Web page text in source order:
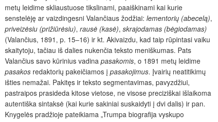
metų leidime skliaustuose tikslinami, paaiškinami kai kurie
senstelėję ar vaizdingesni Valančiaus žodžiai: lementorių (abecelą),
priveizėsiu (prižiūrėsiu), rausė (kasė), skrajodamas (bėgiodamas)
(Valančius, 1891, p. 15–16) ir kt. Akivaizdu, kad taip rūpintasi vaiku
skaitytoju, tačiau iš dalies nukenčia teksto meniškumas. Pats
Valančius savo kūrinius vadina pasakomis, o 1891 metų leidime
pasakos redaktorių pakeičiamos į pasakojimus. Įvairių neatitikimų
išties nemažai. Pakitęs ir teksto segmentavimas, pavyzdžiui,
pastraipos prasideda kitose vietose, ne visose preciziškai išlaikoma
autentiška sintaksė (kai kurie sakiniai suskaidyti į dvi dalis) ir pan.
Knygelės pradžioje pateikiama „Trumpa biografija vyskupo